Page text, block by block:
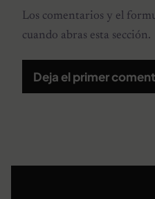
Los comentarios y el
cuando abras esta sección.
Deja el primer